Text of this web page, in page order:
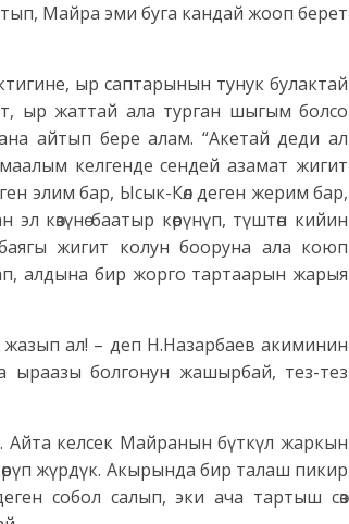
Майра эми буга кандай жооп берет
ыр саптарынын тунук булактай
ыр жаттай ала турган шыгым болсо
айтып бере алам. “Акетай деди ал
келгенде сендей азамат жигит
элим бар, Ысык-Көл деген жерим бар,
көзүнө баатыр көрүнүп, түштөн кийин
жигит колун бооруна ала коюп
алдына бир жорго тартаарын жарыя
ал! – деп Н.Назарбаев акиминин
ыраазы болгонун жашырбай, тез-тез
Айта келсек Майранын бүткүл жаркын
жүрдүк. Акырында бир талаш пикир
собол салып, эки ача тартыш сөз